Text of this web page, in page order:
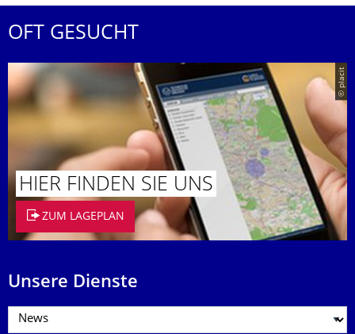
OFT GESUCHT
© placit
HIER FINDEN SIE UNS
ZUM LAGEPLAN
Unsere Dienste